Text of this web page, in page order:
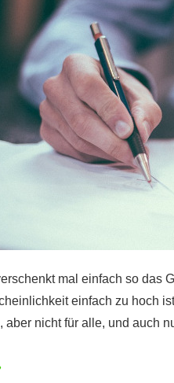
mal einfach so das
einfach zu hoch
aber nicht für alle, und auch